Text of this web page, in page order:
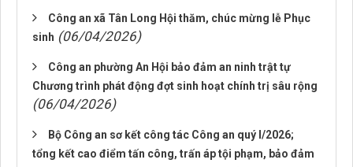
Công an xã Tân Long Hội thăm, chúc mừng lễ Phục
sinh (06/04/2026)
Công an phường An Hội bảo đảm an ninh trật tự
Chương trình phát động đợt sinh hoạt chính trị sâu rộng
(06/04/2026)
Bộ Công an sơ kết công tác Công an quý I/2026;
tổng kết cao điểm tấn công, trấn áp tội phạm, bảo đảm